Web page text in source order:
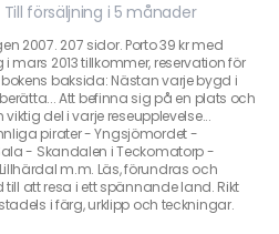
Till försäljning i 5 månader
2007. 207 sidor. Porto 39 kr med
2013 tillkommer, reservation för
baksida: Nästan varje bygd i
Att befinna sig på en plats och
del i varje reseupplevelse...
pirater - Yngsjömordet -
- Skandalen i Teckomatorp -
m.m. Läs, förundras och
att resa i ett spännande land. Rikt
i färg, urklipp och teckningar.